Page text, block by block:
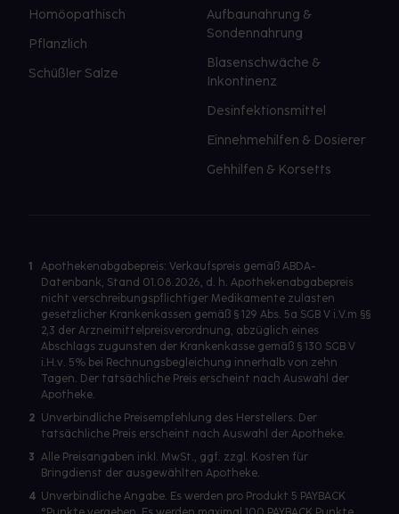
Homöopathisch
Pflanzlich
Schüßler Salze
Aufbaunahrung &
Sondennahrung
Blasenschwäche &
Inkontinenz
Desinfektionsmittel
Einnehmehilfen & Dosierer
Gehhilfen & Korsetts
1
Apothekenabgabepreis: Verkaufspreis gemäß ABDA-
Datenbank, Stand 01.08.2026, d. h. Apothekenabgabepreis
nicht verschreibungspflichtiger Medikamente zulasten
gesetzlicher Krankenkassen gemäß § 129 Abs. 5a SGB V i.V.m §§
2,3 der Arzneimittelpreisverordnung, abzüglich eines
Abschlags zugunsten der Krankenkasse gemäß § 130 SGB V
i.H.v. 5% bei Rechnungsbegleichung innerhalb von zehn
Tagen. Der tatsächliche Preis erscheint nach Auswahl der
Apotheke.
2 Unverbindliche Preisempfehlung des Herstellers. Der
tatsächliche Preis erscheint nach Auswahl der Apotheke.
3 Alle Preisangaben inkl. MwSt., ggf. zzgl. Kosten für
Bringdienst der ausgewählten Apotheke.
4 Unverbindliche Angabe. Es werden pro Produkt 5 PAYBACK